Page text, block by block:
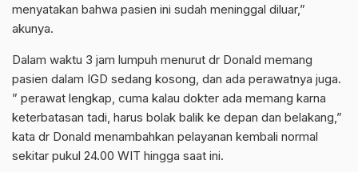
menyatakan bahwa pasien ini sudah meninggal diluar,”
akunya.
Dalam waktu 3 jam lumpuh menurut dr Donald memang
pasien dalam IGD sedang kosong, dan ada perawatnya juga.
” perawat lengkap, cuma kalau dokter ada memang karna
keterbatasan tadi, harus bolak balik ke depan dan belakang,”
kata dr Donald menambahkan pelayanan kembali normal
sekitar pukul 24.00 WIT hingga saat ini.